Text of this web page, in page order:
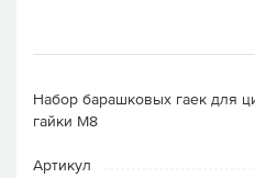
Набор барашковых гаек для
гайки M8
Артикул